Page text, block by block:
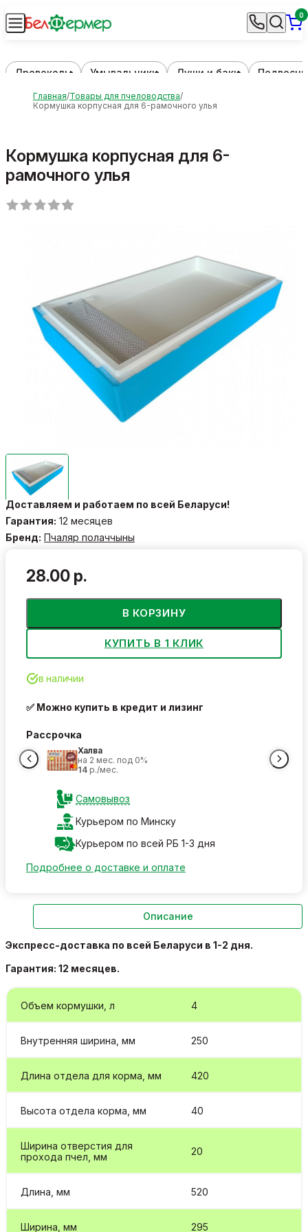
0
Дровоколы Умывальники Души и баки
Главная Товары для пчеловодства
Кормушка корпусная для 6-рамочного улья
Кормушка корпусная для 6-
рамочного улья
Доставляем и работаем по всей Беларуси!
Гарантия: 12 месяцев
Бренд: Пчаляр полаччыны
28.00 р.
В КОРЗИНУ
КУПИТЬ В 1 КЛИК
в наличии
✅ Можно купить в кредит и лизинг
Рассрочка
Халва
на 2 мес. под 0%
14 р./мес.
Самовывоз
Курьером по Минску
Курьером по всей РБ 1-3 дня
Подробнее о доставке и оплате
Описание
Экспресс-доставка по всей Беларуси в 1-2 дня.
Гарантия: 12 месяцев.
Объем кормушки, л 4
Внутренняя ширина, мм 250
Длина отдела для корма, мм 420
Высота отдела корма, мм 40
Ширина отверстия для
прохода пчел, мм
20
Длина, мм 520
Ширина, мм 295